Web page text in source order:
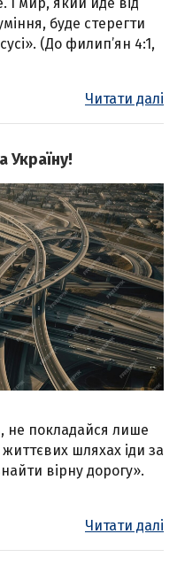
буде стерегти
(До филип’ян 4:1,
Читати далі
Україну!
не покладайся лише
життєвих шляхах іди за
вірну дорогу».
Читати далі